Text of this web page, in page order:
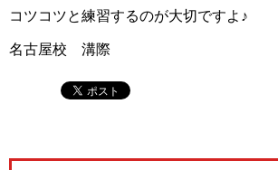
コツコツと練習するのが大切ですよ♪
名古屋校 溝際